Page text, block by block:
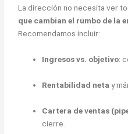
La dirección no necesita ver
que cambian el rumbo de la
Recomendamos incluir:
Ingresos vs. objetivo:
Rentabilidad neta y
Cartera de ventas
cierre.